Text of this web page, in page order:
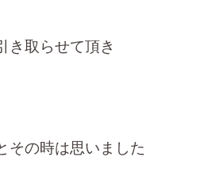
き取らせて頂き
その時は思いました